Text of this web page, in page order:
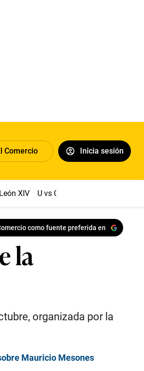
Comercio Inicia sesión
XIV U vs Cristal
como fuente preferida en
la
organizada por la
Mauricio Mesones